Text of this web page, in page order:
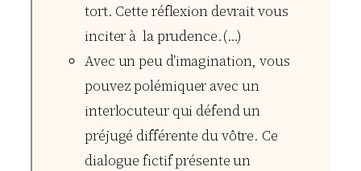
tort. Cette réflexion devrait vous
inciter à la prudence.(…)
Avec un peu d’imagination, vous
pouvez polémiquer avec un
interlocuteur qui défend un
préjugé différente du vôtre. Ce
dialogue fictif présente un